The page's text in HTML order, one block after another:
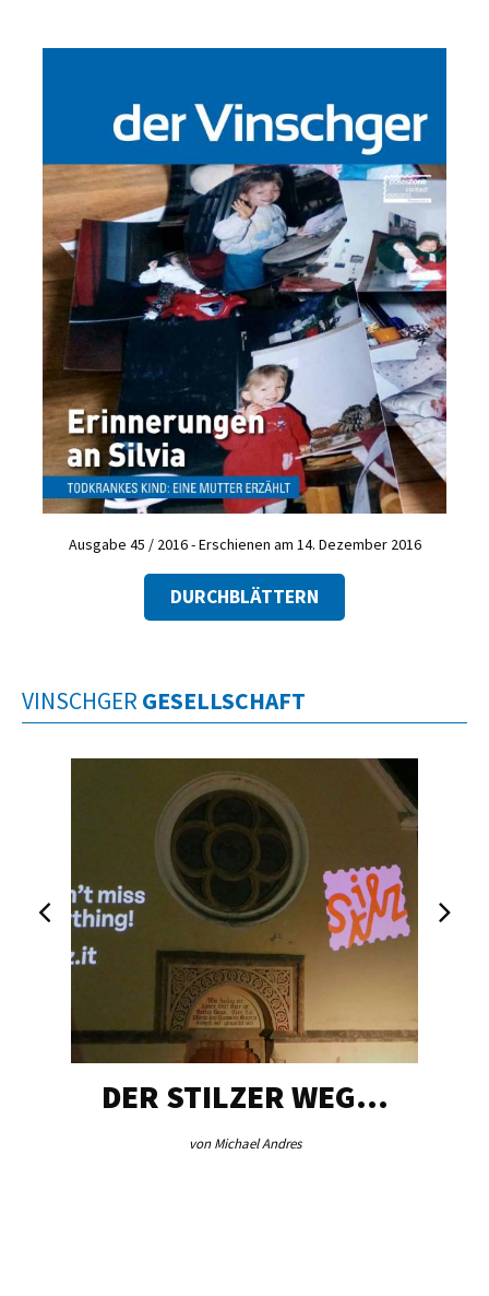
Ausgabe 45 / 2016 - Erschienen am 14. Dezember 2016
DURCHBLÄTTERN
VINSCHGER GESELLSCHAFT
DER STILZER WEG…
von Michael Andres